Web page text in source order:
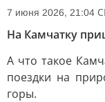
7 июня 2026, 21:04
На Камчатку
А что такое
поездки на
горы.